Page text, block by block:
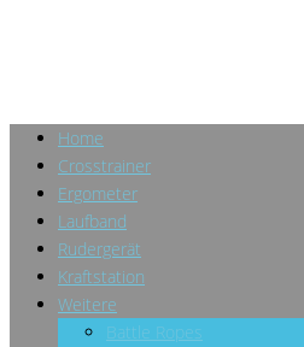
Home
Crosstrainer
Ergometer
Laufband
Rudergerät
Kraftstation
Weitere
Battle Ropes